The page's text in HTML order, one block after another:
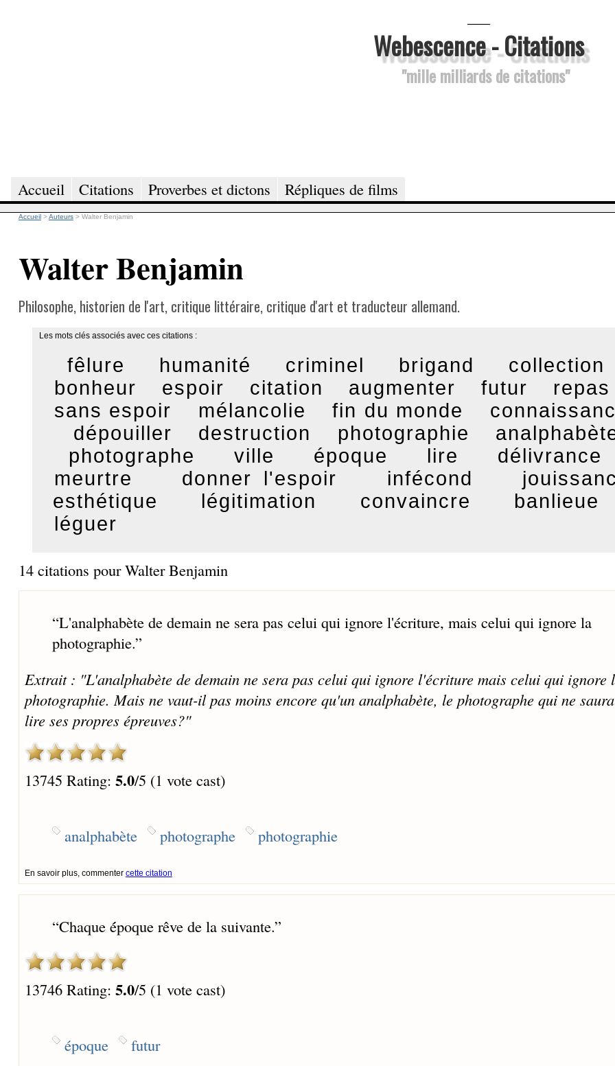
Webescence - Citations
"mille milliards de citations"
Accueil Citations Proverbes et dictons Répliques de films
Accueil >Auteurs > Walter Benjamin
Walter Benjamin
Philosophe, historien de l'art, critique littéraire, critique d'art et traducteur allemand.
Les mots clés associés avec ces citations :
fêlure humanité criminel brigand
collection
bonheur
espoir citation augmenter futur
repas
sans espoir
mélancolie fin du monde
dépouiller
destruction photographie
photographe
ville époque lire
délivrance
meurtre
donner l'espoir infécond
esthétique
légitimation convaincre
banlieue
léguer
14 citations pour Walter Benjamin
“L'analphabète de demain ne sera pas celui qui ignore l'écriture, mais celui qui ignore la
photographie.”
Extrait : "L'analphabète de demain ne sera pas celui qui ignore l'écriture mais celui qui ignore
photographie. Mais ne vaut-il pas moins encore qu'un analphabète, le photographe qui ne
lire ses propres épreuves?"
13745 Rating: 5.0/5 (1 vote cast)
analphabète photographe photographie
En savoir plus, commenter cette citation
“Chaque é́poque rêve de la suivante.”
13746 Rating: 5.0/5 (1 vote cast)
époque futur